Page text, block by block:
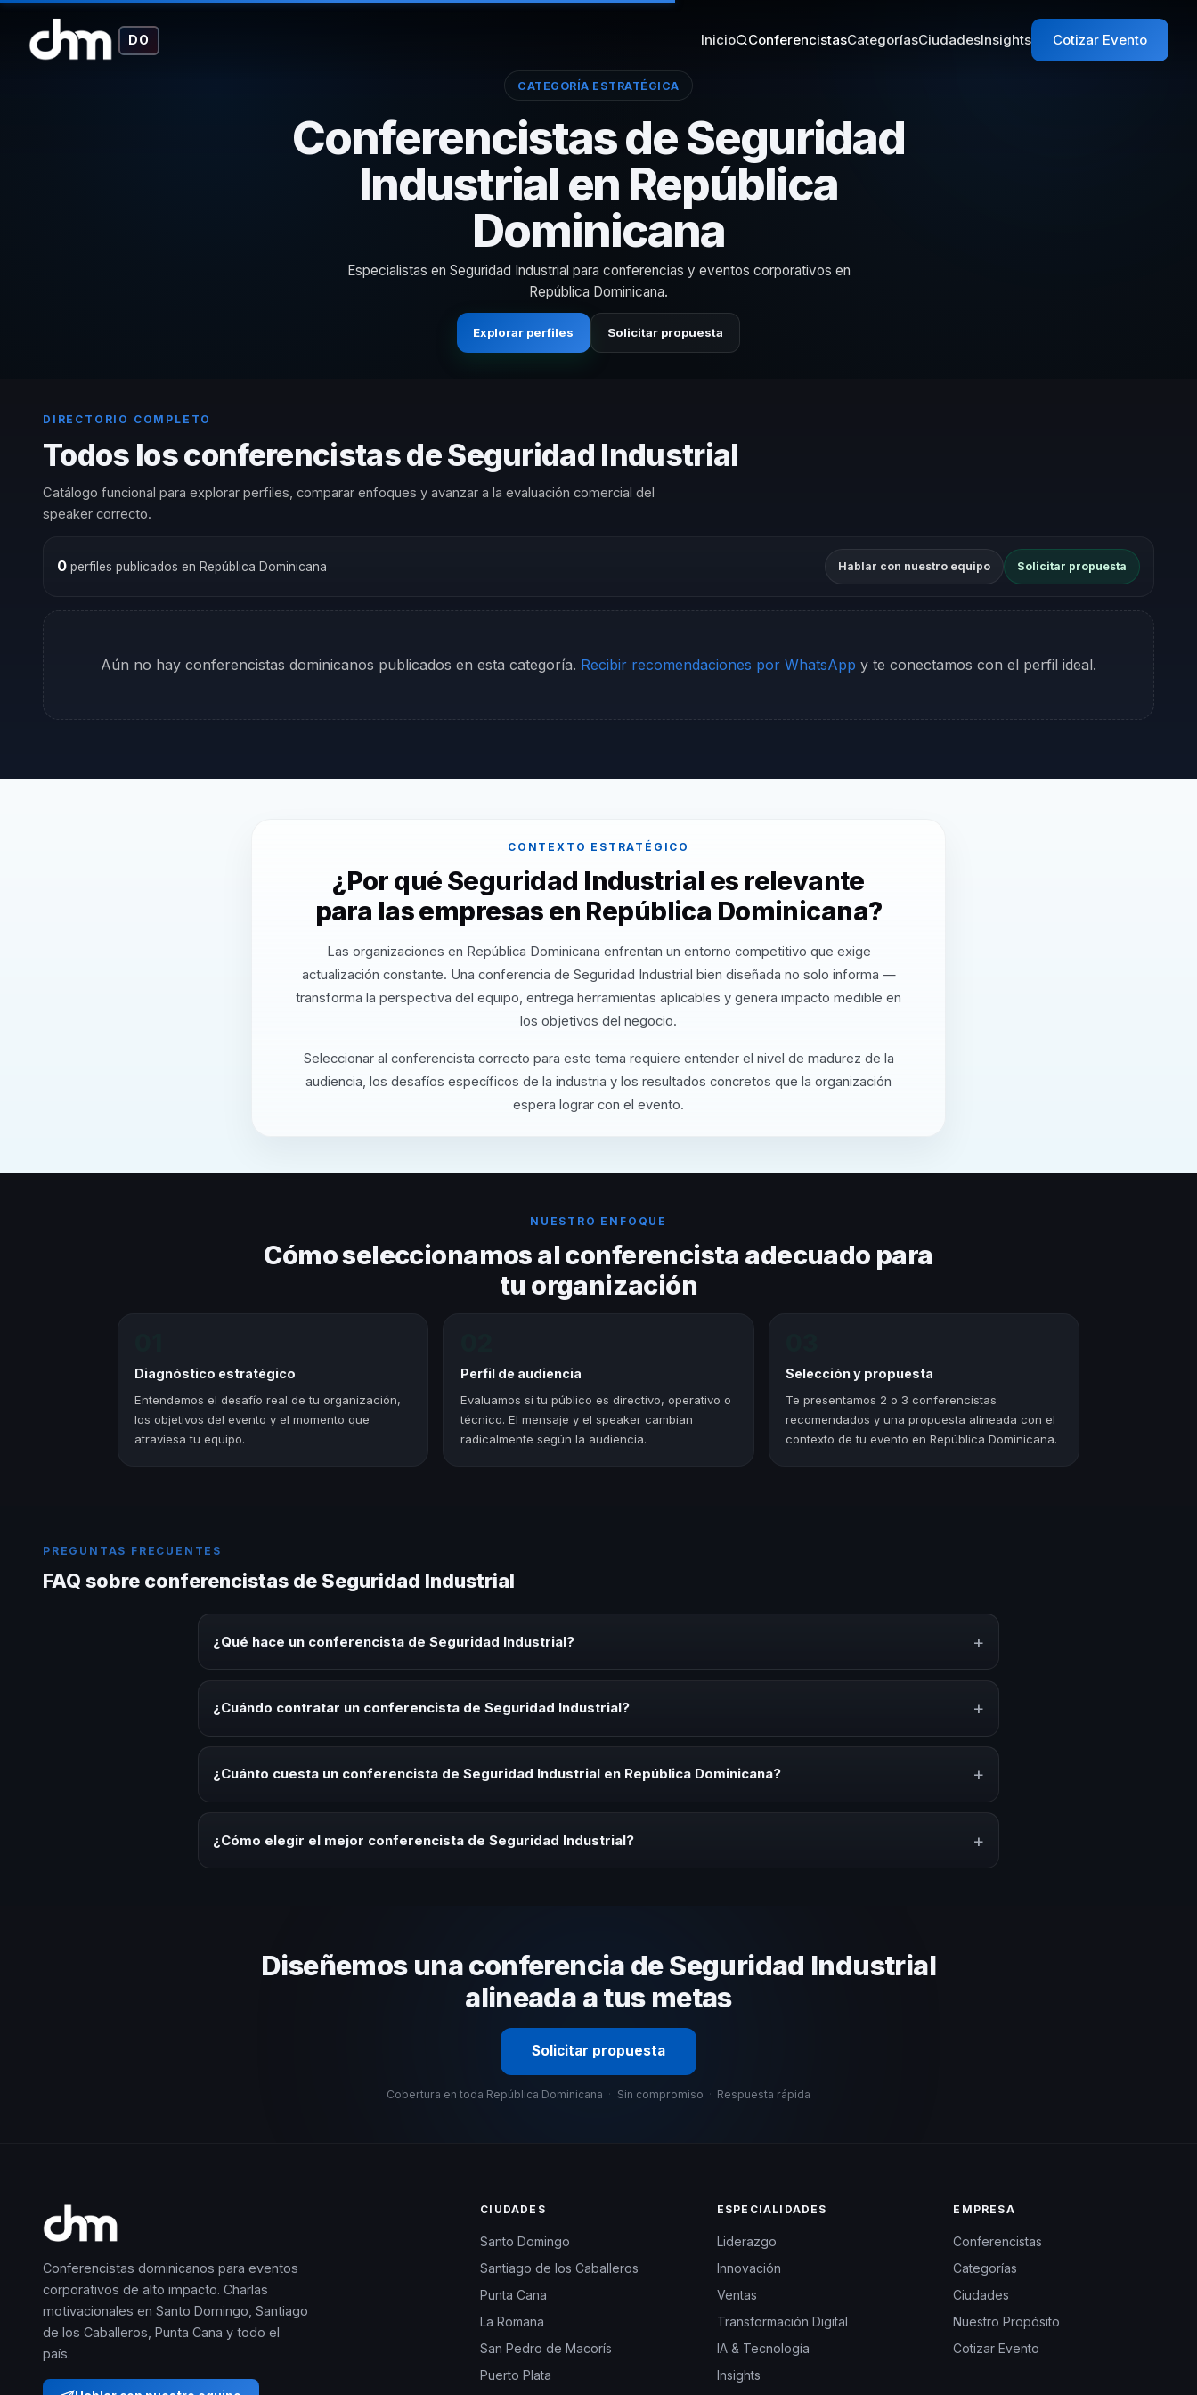
DO Inicio ConferencistasCategoríasCiudadesInsights Cotizar Evento
CATEGORÍA ESTRATÉGICA
Conferencistas de Seguridad
Industrial en República
Dominicana
Especialistas en Seguridad Industrial para conferencias y eventos corporativos en
República Dominicana.
Explorar perfiles Solicitar propuesta
DIRECTORIO COMPLETO
Todos los conferencistas de Seguridad Industrial
Catálogo funcional para explorar perfiles, comparar enfoques y avanzar a la evaluación comercial del
speaker correcto.
0perfiles publicados en República Dominicana Hablar con nuestro equipo Solicitar propuesta
Aún no hay conferencistas dominicanos publicados en esta categoría. Recibir recomendaciones por WhatsApp y te conectamos con el perfil ideal.
CONTEXTO ESTRATÉGICO
¿Por qué Seguridad Industrial es relevante
para las empresas en República Dominicana?
Las organizaciones en República Dominicana enfrentan un entorno competitivo que exige
actualización constante. Una conferencia de Seguridad Industrial bien diseñada no solo informa —
transforma la perspectiva del equipo, entrega herramientas aplicables y genera impacto medible en
los objetivos del negocio.
Seleccionar al conferencista correcto para este tema requiere entender el nivel de madurez de la
audiencia, los desafíos específicos de la industria y los resultados concretos que la organización
espera lograr con el evento.
NUESTRO ENFOQUE
Cómo seleccionamos al conferencista adecuado para
tu organización
Diagnóstico estratégico
Entendemos el desafío real de tu organización,
los objetivos del evento y el momento que
atraviesa tu equipo.
Perfil de audiencia
Evaluamos si tu público es directivo, operativo o
técnico. El mensaje y el speaker cambian
radicalmente según la audiencia.
Selección y propuesta
Te presentamos 2 o 3 conferencistas
recomendados y una propuesta alineada con el
contexto de tu evento en República Dominicana.
PREGUNTAS FRECUENTES
FAQ sobre conferencistas de Seguridad Industrial
¿Qué hace un conferencista de Seguridad Industrial? +
audiencia.
¿Cuándo contratar un conferencista de Seguridad Industrial? +
¿Cuánto cuesta un conferencista de Seguridad Industrial en República Dominicana? +
¿Cómo elegir el mejor conferencista de Seguridad Industrial? +
Diseñemos una conferencia de Seguridad Industrial
alineada a tus metas
Solicitar propuesta
Cobertura en toda República Dominicana · Sin compromiso · Respuesta rápida
Conferencistas dominicanos para eventos
corporativos de alto impacto. Charlas
motivacionales en Santo Domingo, Santiago
de los Caballeros, Punta Cana y todo el
país.
CIUDADES
Santo Domingo
Santiago de los Caballeros
Punta Cana
La Romana
San Pedro de Macorís
Puerto Plata
ESPECIALIDADES
Liderazgo
Innovación
Ventas
Transformación Digital
IA & Tecnología
Insights
EMPRESA
Conferencistas
Categorías
Ciudades
Nuestro Propósito
Cotizar Evento